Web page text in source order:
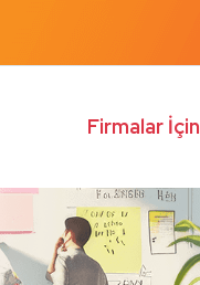
Firmalar İçin